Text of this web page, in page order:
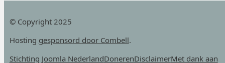
© Copyright 2025
Hosting gesponsord door Combell.
Stichting Joomla NederlandDonerenDisclaimerMet dank aan